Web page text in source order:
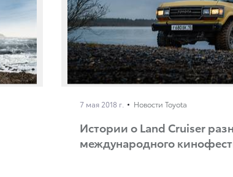
7 мая 2018 г. Новости Toyota
Истории о Land Cruiser
международного